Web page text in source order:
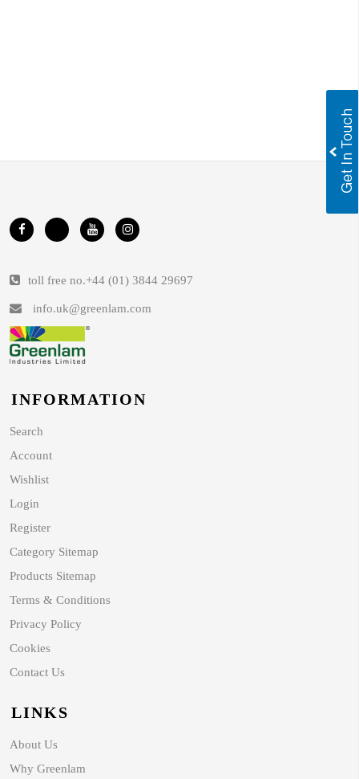
toll free no.+44 (01) 3844 29697
info.uk@greenlam.com
INFORMATION
Search
Account
Wishlist
Login
Register
Category Sitemap
Products Sitemap
Terms & Conditions
Privacy Policy
Cookies
Contact Us
LINKS
About Us
Why Greenlam